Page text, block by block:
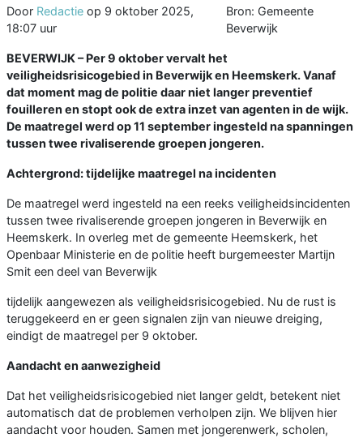
Door Redactie op 9 oktober 2025,
18:07 uur
Bron: Gemeente
Beverwijk
BEVERWIJK – Per 9 oktober vervalt het
veiligheidsrisicogebied in Beverwijk en Heemskerk. Vanaf
dat moment mag de politie daar niet langer preventief
fouilleren en stopt ook de extra inzet van agenten in de wijk.
De maatregel werd op 11 september ingesteld na spanningen
tussen twee rivaliserende groepen jongeren.
Achtergrond: tijdelijke maatregel na incidenten
De maatregel werd ingesteld na een reeks veiligheidsincidenten
tussen twee rivaliserende groepen jongeren in Beverwijk en
Heemskerk. In overleg met de gemeente Heemskerk, het
Openbaar Ministerie en de politie heeft burgemeester Martijn
Smit een deel van Beverwijk
tijdelijk aangewezen als veiligheidsrisicogebied. Nu de rust is
teruggekeerd en er geen signalen zijn van nieuwe dreiging,
eindigt de maatregel per 9 oktober.
Aandacht en aanwezigheid
Dat het veiligheidsrisicogebied niet langer geldt, betekent niet
automatisch dat de problemen verholpen zijn. We blijven hier
aandacht voor houden. Samen met jongerenwerk, scholen,